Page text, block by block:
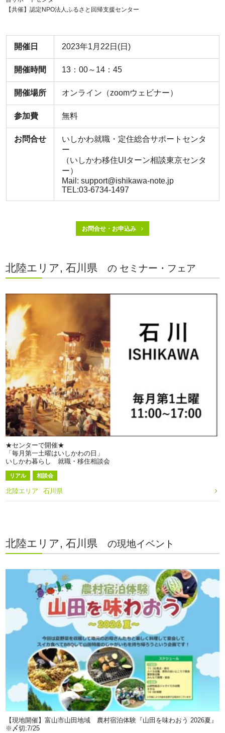
【共催】認定NPO法人ふるさと回帰支援センター
開催日 2023年1月22日(日)
開催時間 13：00～14：45
開催場所 オンライン（zoomウェビナー）
参加費 無料
お問合せ
いしかわ就職・定住総合サポートセンタ
ー
（いしかわ移住UIターン相談東京センタ
ー）
Mail: support@ishikawa-note.jp
TEL:03-6734-1497
お問合せ・お申込み
北陸エリア, 石川県 の セミナー・フェア
★センターで開催★
「毎月第一土曜はいしかわの日」
いしかわ暮らし 就職・移住相談会
リアル 相談会
北陸エリア 石川県
北陸エリア, 石川県 の現地イベント
【現地開催】富山市山田地域 農村宿泊体験『山田を味わおう 2026夏』
※〆切:7/25